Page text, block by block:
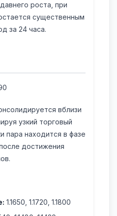
роста, при
существенным
за 24 часа.
вблизи
узкий торговый
пара находится в фазе
достижения
1.1650, 1.1720, 1.1800